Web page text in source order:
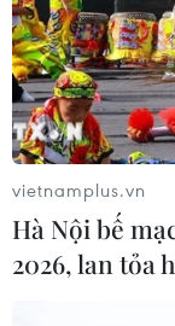
Hà Nội đề xuất
với 6 dự án
09/08/2026 08:42
Hải Phòng dự
mầm non, tiểu
09/08/2026 08:42
vietnamplus.vn
Hà Nội bế
2026, lan tỏa